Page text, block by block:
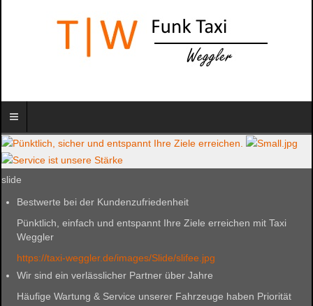
slide
Bestwerte bei der Kundenzufriedenheit
Pünktlich, einfach und entspannt Ihre Ziele erreichen mit Taxi
Weggler
https://taxi-weggler.de/images/Slide/slifee.jpg
Wir sind ein verlässlicher Partner über Jahre
Häufige Wartung & Service unserer Fahrzeuge haben Priorität